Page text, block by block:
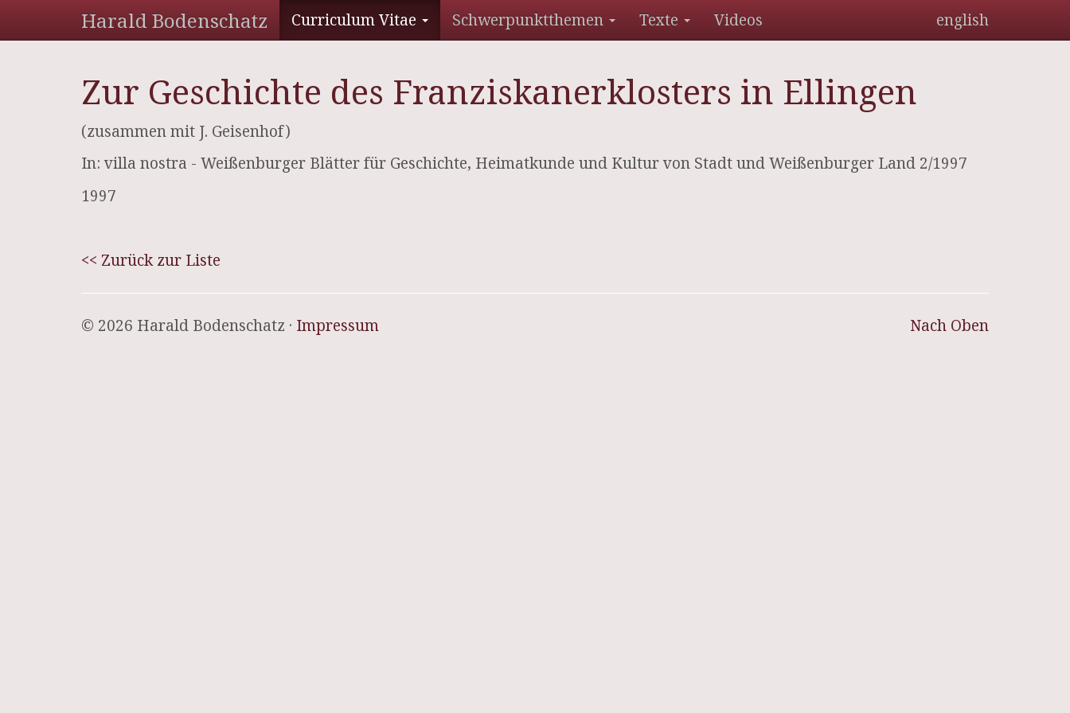
Harald Bodenschatz Curriculum Vitae Schwerpunktthemen Texte Videos english
Zur Geschichte des Franziskanerklosters in Ellingen
(zusammen mit J. Geisenhof)
In: villa nostra - Weißenburger Blätter für Geschichte, Heimatkunde und Kultur von Stadt und Weißenburger Land 2/1997
1997
<< Zurück zur Liste
Nach Oben
© 2026 Harald Bodenschatz · Impressum